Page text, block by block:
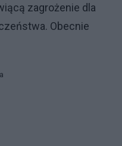
zagrożenie dla
Obecnie